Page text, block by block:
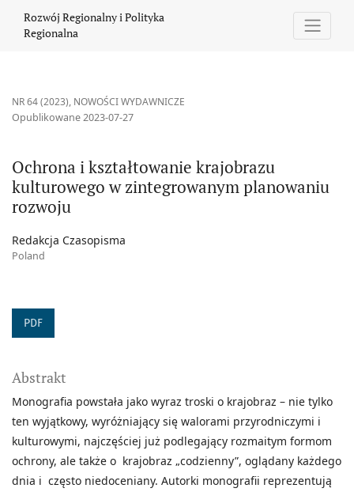
Rozwój Regionalny i Polityka
Regionalna
NR 64 (2023), NOWOŚCI WYDAWNICZE
Ochrona i kształtowanie krajobrazu
kulturowego w zintegrowanym planowaniu
rozwoju
Opublikowane 2023-07-27
Redakcja Czasopisma
Poland
PDF
Abstrakt
Monografia powstała jako wyraz troski o krajobraz – nie tylko
ten wyjątkowy, wyróżniający się walorami przyrodniczymi i
kulturowymi, najczęściej już podlegający rozmaitym formom
ochrony, ale także o krajobraz „codzienny”, oglądany każdego
dnia i często niedoceniany. Autorki monografii reprezentują